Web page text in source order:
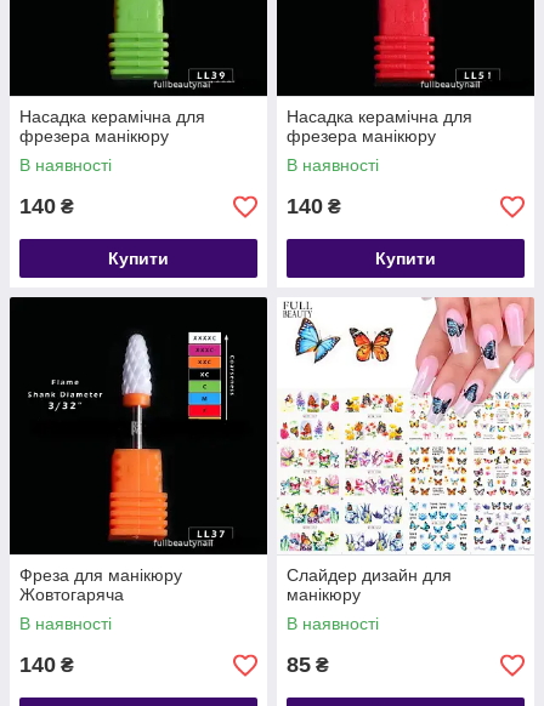
Насадка керамічна для
фрезера манікюру
В наявності
140 ₴
Купити
Насадка керамічна для
фрезера манікюру
В наявності
140 ₴
Купити
Фреза для манікюру
Жовтогаряча
В наявності
140 ₴
Слайдер дизайн для
манікюру
В наявності
85 ₴